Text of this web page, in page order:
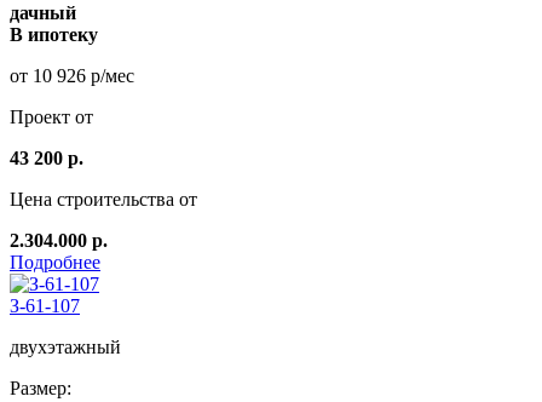
дачный
В ипотеку
от 10 926 р/мес
Проект от
43 200 р.
Цена строительства от
2.304.000 р.
Подробнее
З-61-107
двухэтажный
Размер: